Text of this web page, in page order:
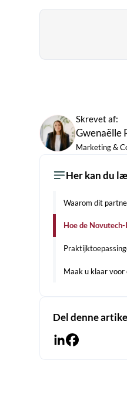
Skrevet af:
Gwenaëlle
Marketing &
Her kan du
Waarom dit
Hoe de
Maak u klaar
Del denne